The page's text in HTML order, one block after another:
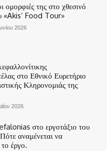
ομορφιές της στο χθεσινό
«Akis’ Food Tour»
2026
στο Εθνικό Ευρετήριο
Κληρονομιάς της
2026
στο εργοτάξιο του
αναμένεται να
έργο.